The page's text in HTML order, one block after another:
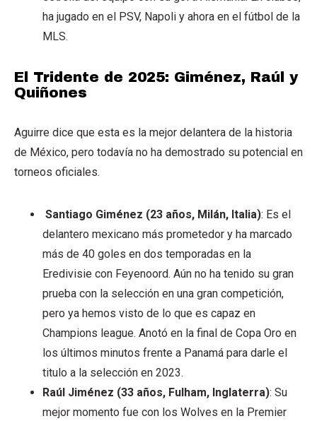
ha jugado en el PSV, Napoli y ahora en el fútbol de la
MLS.
El Tridente de 2025: Giménez, Raúl y
Quiñones
Aguirre dice que esta es la mejor delantera de la historia
de México, pero todavía no ha demostrado su potencial en
torneos oficiales.
Santiago Giménez (23 años, Milán, Italia): Es el
delantero mexicano más prometedor y ha marcado
más de 40 goles en dos temporadas en la
Eredivisie con Feyenoord. Aún no ha tenido su gran
prueba con la selección en una gran competición,
pero ya hemos visto de lo que es capaz en
Champions league. Anotó en la final de Copa Oro en
los últimos minutos frente a Panamá para darle el
titulo a la selección en 2023.
Raúl Jiménez (33 años, Fulham, Inglaterra): Su
mejor momento fue con los Wolves en la Premier